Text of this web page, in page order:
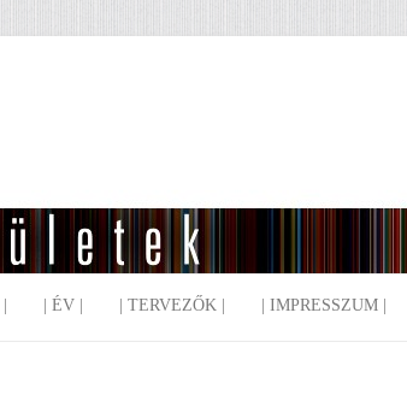
| ÉV | | TERVEZŐK | | IMPRESSZUM |